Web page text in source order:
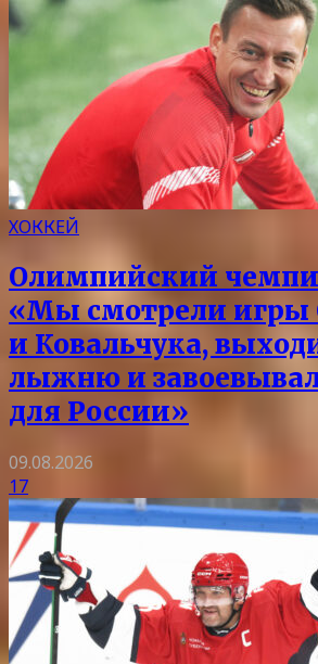
ХОККЕЙ
Олимпийский
«Мы смотрели игры
и Ковальчука,
лыжню и
для России»
09.08.2026
17